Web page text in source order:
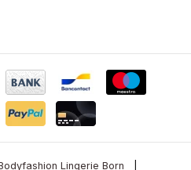
Lingerie Born